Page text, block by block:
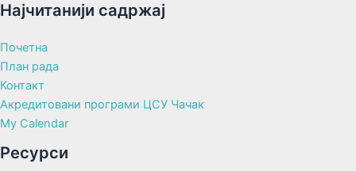
Најчитанији садржај
Почетна
План рада
Контакт
Акредитовани програми ЦСУ Чачак
My Calendar
Ресурси